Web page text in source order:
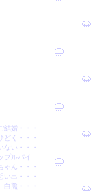
結婚・・・
どく・・・
ない・・・
プルパイ…
ゃん・・・
い出・・・
白熊・・・